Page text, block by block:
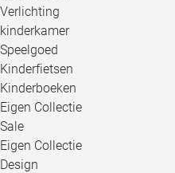
Verlichting
kinderkamer
Speelgoed
Kinderfietsen
Kinderboeken
Eigen Collectie
Sale
Eigen Collectie
Design